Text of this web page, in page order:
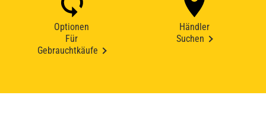
Optionen
Für
Gebrauchtkäufe
Händler
Suchen